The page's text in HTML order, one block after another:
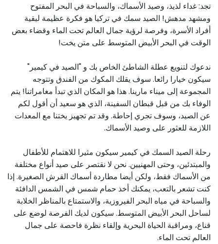
تجد: غداء لذيذ، وصيد الأسماك، والسباحة في البحر المفتوح
ومشهد مدهش! الصيد سمك في تركيا هو فكرة عظيمة لبقية
أفراد الأسرة، وفرصة لرؤية جمال العالم تحت الماء وقضاء بعض
الوقت في البحر الأبيض المتوسط على متن يخت!
ندعوك لتنويع عطلة الشاطئ الخاص بك و "الصيد في كيمير"
سيكون خيارا رائعا. سوف يقلك المكوك من الفندق وتتوجه
المجموعة إلى ميناء مارينا. هذا هو المكان الذي تبدأ مغامراتنا! يتم
الوفاء بك من قبل قبطان السفينة، الذي هو سعيد أن أقول لكم
عن الصيد، وسوف تجري إحاطة. وقد تم تجهيز يختنا مع المعدات
اللازمة للعثور على وصيد الأسماك.
رحلة الصيد السمك في كيمير سيكون مثيرا للاهتمام للأطفال
والمبتدئين، وحتى المهنيين. نحن لا نقتصر على صيد أنواع مختلفة
من الأسماك فقط، ولكن أيضا مطاردة أسماك القرش الصغيرة. إذا
كنت تشعر بالتعب، يمكنك أخذ حمام شمس في الشمس الدافئة
والسباحة في مياه البحر الفيروزية، والاستمتاع بالمناظر الخلابة
لساحل البحر الأبيض المتوسط. سيكون لديك الفرصة لوضع على
قناع، ومراقبة الحياة البحرية وإلقاء نظرة فاحصة على جمال
العالم تحت الماء.